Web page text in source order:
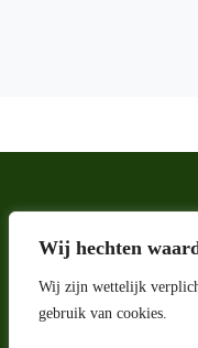
Wij hechten
Wij zijn wettelijk
gebruik van cookies.